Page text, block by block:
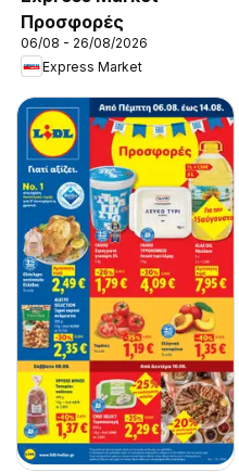
Προσφορές
06/08 - 26/08/2026
Express Market